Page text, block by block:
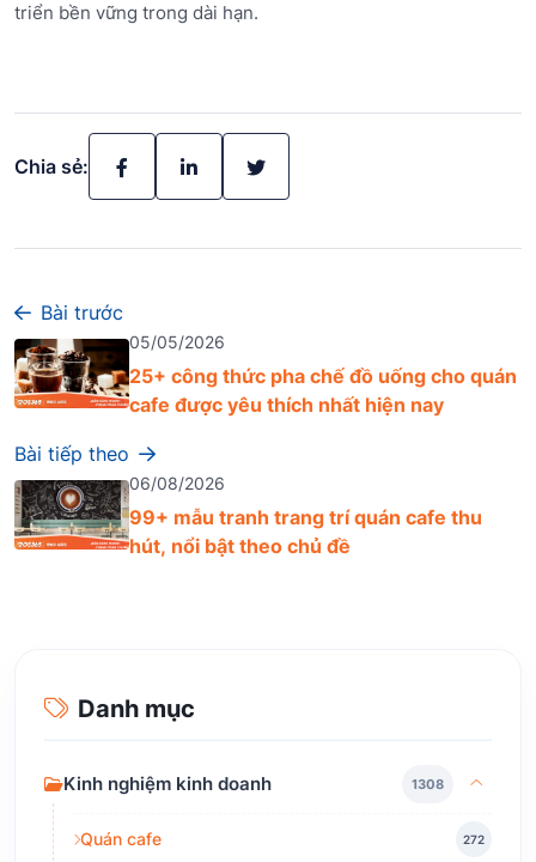
triển bền vững trong dài hạn.
Chia sẻ:
Bài trước
05/05/2026
25+ công thức pha chế đồ uống cho quán
cafe được yêu thích nhất hiện nay
Bài tiếp theo
06/08/2026
99+ mẫu tranh trang trí quán cafe thu
hút, nổi bật theo chủ đề
Danh mục
Kinh nghiệm kinh doanh 1308
Quán cafe 272